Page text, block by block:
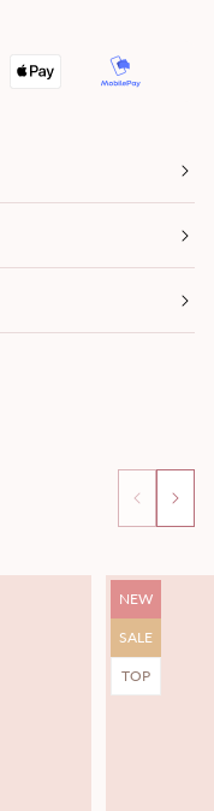
Product
label:
NEW
Product
label:
SALE
Product
label:
TOP